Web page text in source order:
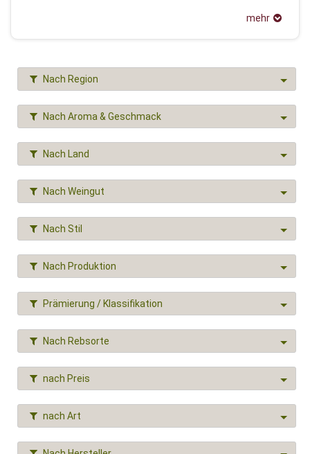
mehr
Nach Region
Nach Aroma & Geschmack
Nach Land
Nach Weingut
Nach Stil
Nach Produktion
Prämierung / Klassifikation
Nach Rebsorte
nach Preis
nach Art